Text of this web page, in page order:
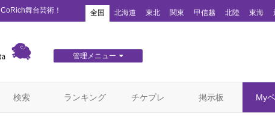
舞台芸術！ 全国 北海道 東北 関東 甲信越 北陸 東海
管理メニュー
検索 ランキング チケプレ 掲示板 My